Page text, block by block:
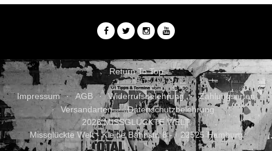
Return To Top
Impressum AGB Widerrufsbelehrung
Zahlungsarten
Versandarten
Datenschutzbelehrung
2026 MISSGLÜCKTE WELT
Missglückte Welt - Kleine Bahnstr. 8 - · 22525 Hamburg